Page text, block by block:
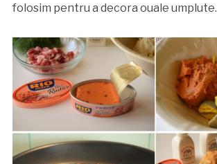
folosim pentru a decora ouale umplute.